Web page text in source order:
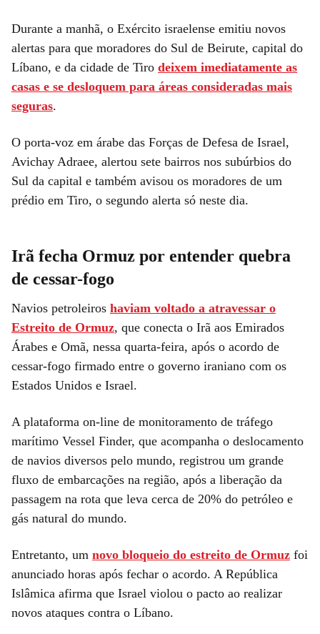
Durante a manhã, o Exército israelense emitiu novos
alertas para que moradores do Sul de Beirute, capital do
Líbano, e da cidade de Tiro deixem imediatamente as
casas e se desloquem para áreas consideradas mais
seguras.
O porta-voz em árabe das Forças de Defesa de Israel,
Avichay Adraee, alertou sete bairros nos subúrbios do
Sul da capital e também avisou os moradores de um
prédio em Tiro, o segundo alerta só neste dia.
Irã fecha Ormuz por entender quebra
de cessar-fogo
Navios petroleiros haviam voltado a atravessar o
Estreito de Ormuz, que conecta o Irã aos Emirados
Árabes e Omã, nessa quarta-feira, após o acordo de
cessar-fogo firmado entre o governo iraniano com os
Estados Unidos e Israel.
A plataforma on-line de monitoramento de tráfego
marítimo Vessel Finder, que acompanha o deslocamento
de navios diversos pelo mundo, registrou um grande
fluxo de embarcações na região, após a liberação da
passagem na rota que leva cerca de 20% do petróleo e
gás natural do mundo.
Entretanto, um novo bloqueio do estreito de Ormuz foi
anunciado horas após fechar o acordo. A República
Islâmica afirma que Israel violou o pacto ao realizar
novos ataques contra o Líbano.